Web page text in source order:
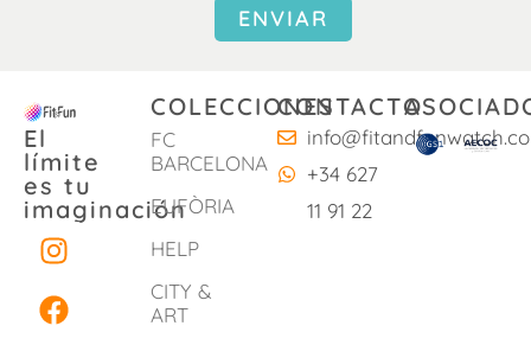
El
límite
es tu
imaginación
I
n
s
t
F
a
c
e
W
h
a
t
COLECCIONES
FC
BARCELONA
EUFÒRIA
HELP
CITY &
ART
CONTACTO
+34 627
11 91 22